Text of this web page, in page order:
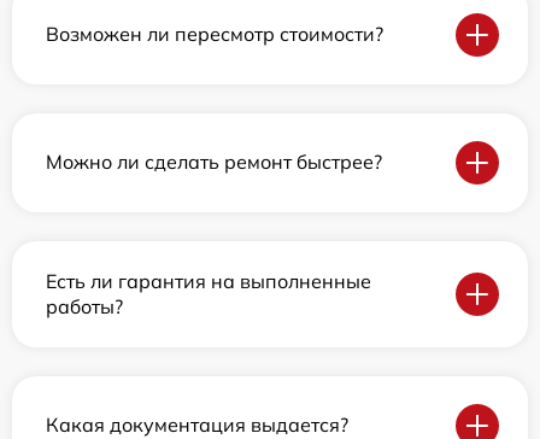
Возможен ли пересмотр стоимости?
Можно ли сделать ремонт быстрее?
Есть ли гарантия на выполненные
работы?
Какая документация выдается?